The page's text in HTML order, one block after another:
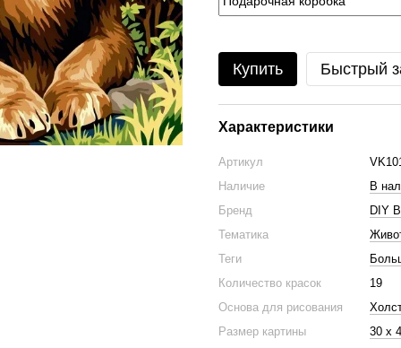
Купить Быстрый
Характеристики
Артикул
Наличие
В
Бренд
DIY
Тематика
Теги
Количество красок
19
Основа для рисования
Размер картины
30 х